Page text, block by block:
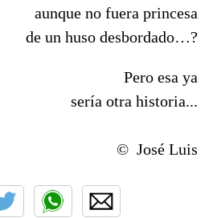
aunque no fuera princesa
de un huso desbordado…?
Pero esa ya
sería otra historia...
© José Luis